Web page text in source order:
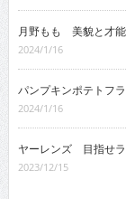
月野もも 美貌と才能
2024/1/16
パンプキンポテトフ
2024/1/16
ヤーレンズ 目指せラ
2023/12/15